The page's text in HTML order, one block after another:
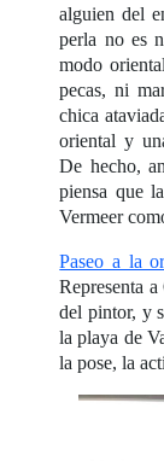
alguien del
perla no es
modo
pecas, ni
chica
oriental y
De hecho,
piensa que
Vermeer
Paseo a la
Representa
del pintor, y
la playa de
la pose, la